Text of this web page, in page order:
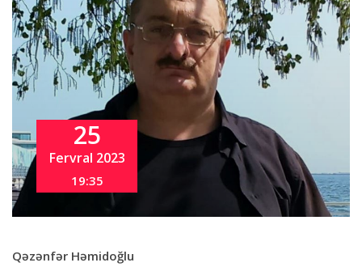
25
Fervral 2023
19:35
Qəzənfər Həmidoğlu